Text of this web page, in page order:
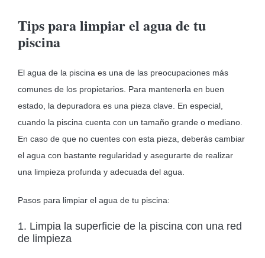
Tips para limpiar el agua de tu
piscina
El agua de la piscina es una de las preocupaciones más
comunes de los propietarios. Para mantenerla en buen
estado, la depuradora es una pieza clave. En especial,
cuando la piscina cuenta con un tamaño grande o mediano.
En caso de que no cuentes con esta pieza, deberás cambiar
el agua con bastante regularidad y asegurarte de realizar
una limpieza profunda y adecuada del agua.
Pasos para limpiar el agua de tu piscina:
1. Limpia la superficie de la piscina con una red
de limpieza